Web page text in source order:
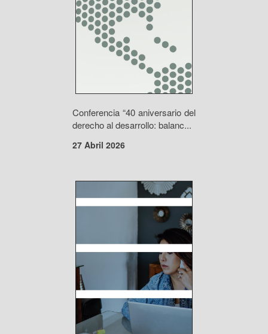
Conferencia “40 aniversario del
derecho al desarrollo: balanc...
27 Abril 2026